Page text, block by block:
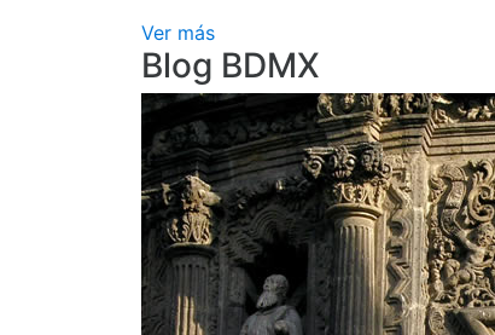
Ver más
Blog BDMX